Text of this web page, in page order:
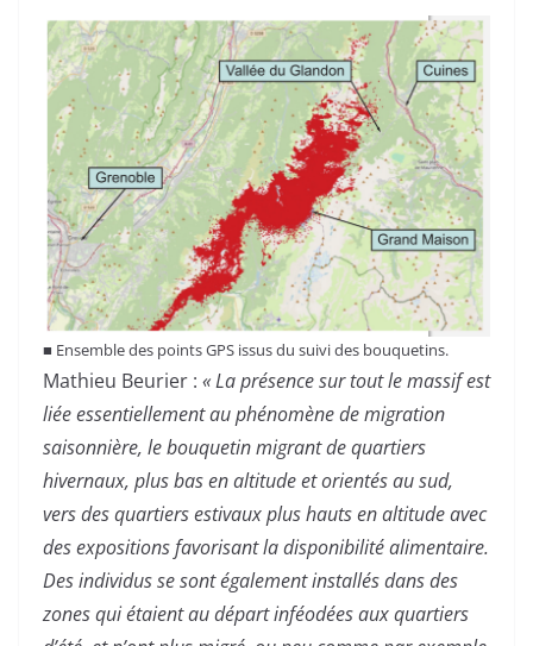
■ Ensemble des points GPS issus du suivi des bouquetins.
Mathieu Beurier : « La présence sur tout le massif est
liée essentiellement au phénomène de migration
saisonnière, le bouquetin migrant de quartiers
hivernaux, plus bas en altitude et orientés au sud,
vers des quartiers estivaux plus hauts en altitude avec
des expositions favorisant la disponibilité alimentaire.
Des individus se sont également installés dans des
zones qui étaient au départ inféodées aux quartiers